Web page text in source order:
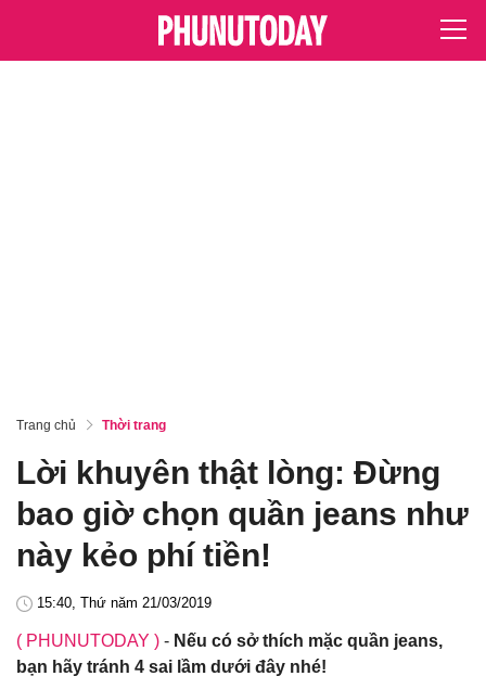
Trang chủ Thời trang
Lời khuyên thật lòng: Đừng
bao giờ chọn quần jeans như
này kẻo phí tiền!
15:40, Thứ năm 21/03/2019
( PHUNUTODAY ) - Nếu có sở thích mặc quần jeans,
bạn hãy tránh 4 sai lầm dưới đây nhé!